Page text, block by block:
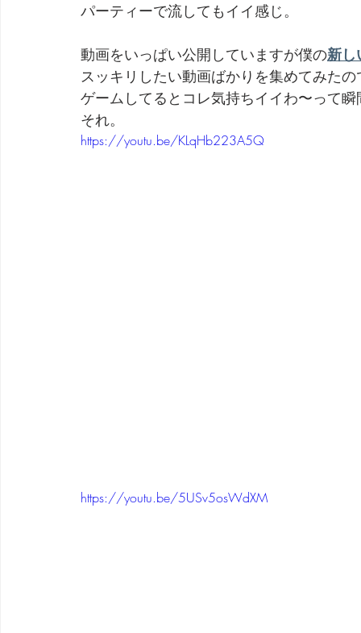
パーティーで流してもイイ感じ。
動画をいっぱい公開していますが僕の新し
スッキリしたい動画ばかりを集めてみたの
ゲームしてるとコレ気持ちイイわ〜って
それ。
https://youtu.be/KLqHb223A5Q
https://youtu.be/5USv5osWdXM